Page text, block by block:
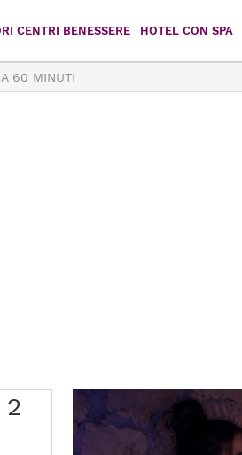
Caltanissetta
CENTRI BENESSERE HOTEL CON SPA
60 MINUTI
2